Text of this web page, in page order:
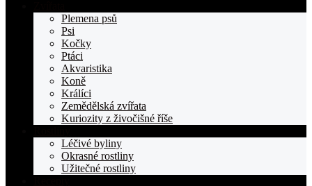
Plemena psů
Psi
Kočky
Ptáci
Akvaristika
Koně
Králíci
Zemědělská zvířata
Kuriozity z živočišné říše
Léčivé byliny
Okrasné rostliny
Užitečné rostliny